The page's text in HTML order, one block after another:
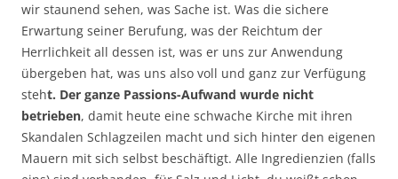
wir staunend sehen, was Sache ist. Was die sichere
Erwartung seiner Berufung, was der Reichtum der
Herrlichkeit all dessen ist, was er uns zur Anwendung
übergeben hat, was uns also voll und ganz zur Verfügung
steht. Der ganze Passions-Aufwand wurde nicht
betrieben, damit heute eine schwache Kirche mit ihren
Skandalen Schlagzeilen macht und sich hinter den eigenen
Mauern mit sich selbst beschäftigt. Alle Ingredienzien (falls